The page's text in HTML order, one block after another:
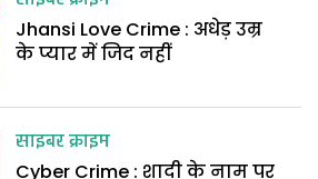
Jhansi Love Crime : अधेड़ उम्र
के प्यार में जिद नहीं
साइबर क्राइम
Cyber Crime : शादी के नाम पर